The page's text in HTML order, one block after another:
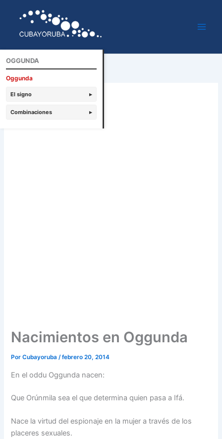
contenido
Nacimientos en Oggunda
PorCubayoruba/febrero 20, 2014
En el oddu Oggunda nacen:
Que Orúnmila sea el que determina quien pasa a Ifá.
Nace la virtud del espionaje en la mujer a través de los
placeres sexuales.
OGGUNDA
Oggunda
El signo ▸
Combinaciones ▸